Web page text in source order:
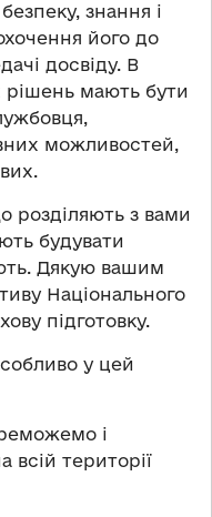
знання і
його до
досвіду. В
рішень мають бути
можливостей,
розділяють з вами
будувати
Дякую вашим
Національного
підготовку.
у цей
і
території